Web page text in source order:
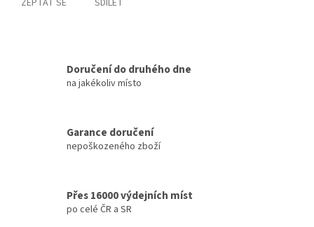
ZEPTAT SE SDÍLET
Doručení do druhého dne
na jakékoliv místo
Garance doručení
nepoškozeného zboží
Přes 16000 výdejních míst
po celé ČR a SR